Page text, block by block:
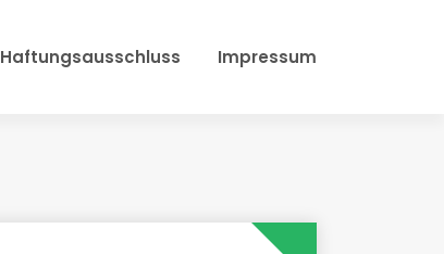
Haftungsausschluss Impressum